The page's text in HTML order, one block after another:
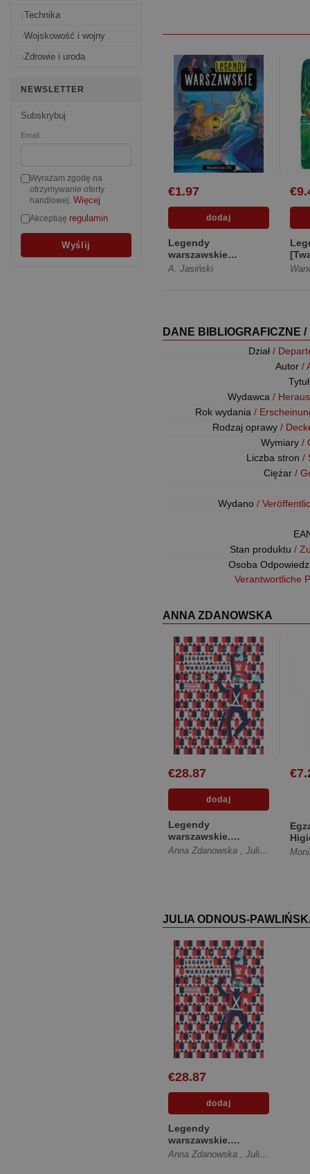
Technika
Wojskowość i wojny
Zdrowie i uroda
NEWSLETTER
Subskrybuj
Email:
Wyrażam zgodę na
otrzymywanie oferty
handlowej. Więcej
Akceptuję regulamin
€1.97
Legendy
warszawskie
[Miękka]
A. Jasiński
DANE BIBLIOGRAFICZNE
Dział /
Autor /
Wydawca /
Rok wydania /
Rodzaj oprawy /
Wymiary /
Liczba stron /
Ciężar /
Wydano /
Stan produktu /
Osoba
Verantwortliche
ANNA ZDANOWSKA
€28.87
Legendy
warszawskie.
Antologia [Twarda]
Anna Zdanowska , Julia Odnous-Pawlińska
JULIA ODNOUS-
€28.87
Legendy
warszawskie.
Antologia [Twarda]
Anna Zdanowska , Julia Odnous-Pawlińska